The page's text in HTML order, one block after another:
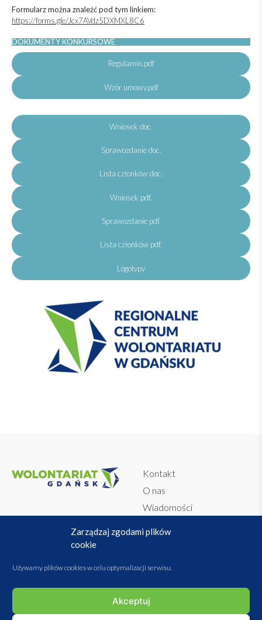
Zarządzaj zgodami plików
cookie
Używamy plików cookies w celu optymalizacji serwisu.
Akceptuj
Formularz można znaleźć pod tym linkiem:
https://forms.gle/Jcx7AVdz5DXMXL8C6
DOKUMENTY KONKURSOWE
Regulamin.pdf
Wzór umowy.pdf
Wniosek doc.
Sprawozdanie doc.
Lista członków doc.
Wniosek pdf.
Sprawozdanie pdf.
Lista członków pdf.
Logotypy
Kontakt
O nas
Wiadomości
Regulamin
Statut stowarzyszenia